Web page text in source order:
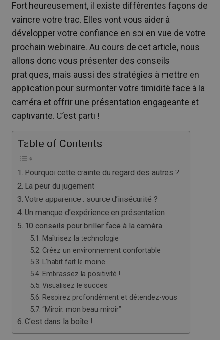
Fort heureusement, il existe différentes façons de
vaincre votre trac. Elles vont vous aider à
développer votre confiance en soi en vue de votre
prochain webinaire. Au cours de cet article, nous
allons donc vous présenter des conseils
pratiques, mais aussi des stratégies à mettre en
application pour surmonter votre timidité face à la
caméra et offrir une présentation engageante et
captivante. C’est parti !
Table of Contents
Pourquoi cette crainte du regard des autres ?
La peur du jugement
Votre apparence : source d’insécurité ?
Un manque d’expérience en présentation
10 conseils pour briller face à la caméra
Maîtrisez la technologie
Créez un environnement confortable
L’habit fait le moine
Embrassez la positivité !
Visualisez le succès
Respirez profondément et détendez-vous
“Miroir, mon beau miroir”
C’est dans la boîte !